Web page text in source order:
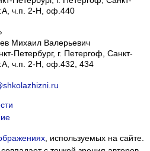
ч.п. 2-Н, оф.440
Михаил Валерьевич
Петербург, г. Петергоф, Санкт-
ч.п. 2-Н, оф.432, 434
, используемых на сайте.